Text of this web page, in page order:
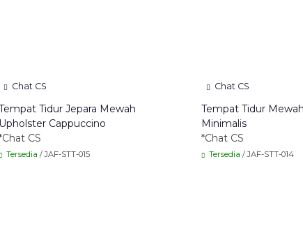
Chat CS
Tidur Jepara Mewah
Upholster Cappuccino
CS
Tersedia / JAF-STT-015
Chat CS
Tempat Tidur
Minimalis
*Chat CS
Tersedia / JAF-STT-014